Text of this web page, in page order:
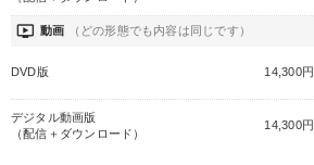
ondemand_video 動画 （どの形態でも内容は同じです）
DVD版 14,300円
デジタル動画版
（配信＋ダウンロード）
14,300円